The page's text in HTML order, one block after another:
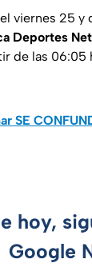
viernes 25 y
Deportes
de las
SE
hoy,
Google